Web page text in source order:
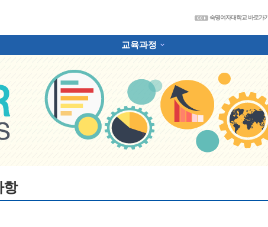
숙명여자대학교 바로가기
교육과정
항